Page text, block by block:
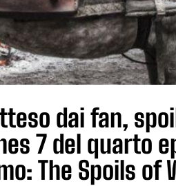
dai fan,
7 del quarto
The Spoils of